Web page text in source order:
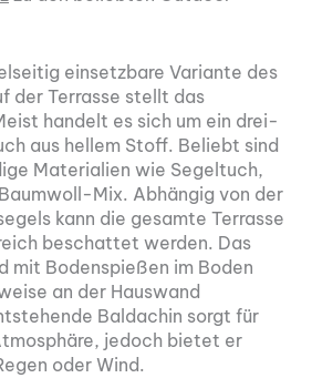
einsetzbare Variante des
der Terrasse stellt das
handelt es sich um ein drei-
aus hellem Stoff. Beliebt sind
Materialien wie Segeltuch,
Mix. Abhängig von der
kann die gesamte Terrasse
beschattet werden. Das
mit Bodenspießen im Boden
an der Hauswand
Baldachin sorgt für
jedoch bietet er
oder Wind.